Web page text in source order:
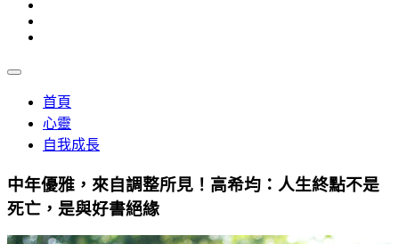
首頁
心靈
自我成長
中年優雅，來自調整所見！高希均：人生終點不是
死亡，是與好書絕緣